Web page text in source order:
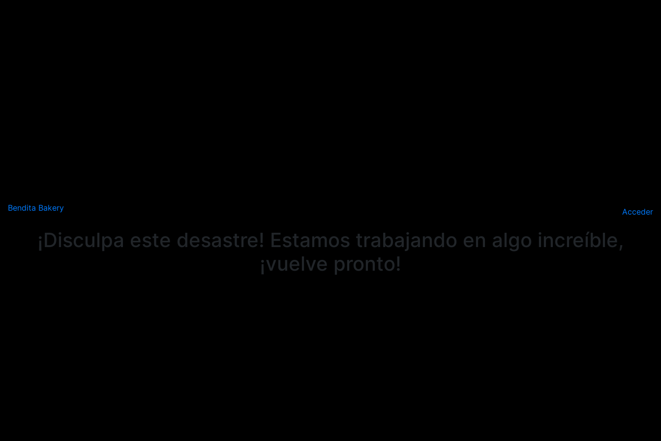
Bendita Bakery Acceder
¡Disculpa este desastre! Estamos trabajando en algo increíble,
¡vuelve pronto!